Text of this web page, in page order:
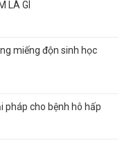
LÀ GÌ
miếng độn sinh học
pháp cho bệnh hô hấp